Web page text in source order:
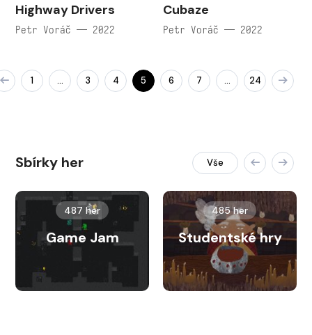
Highway Drivers
Petr Voráč — 2022
Cubaze
Petr Voráč — 2022
1 … 3 4 5 6 7 … 24
Sbírky her Vše
487 her
Game Jam
485 her
Studentské hry